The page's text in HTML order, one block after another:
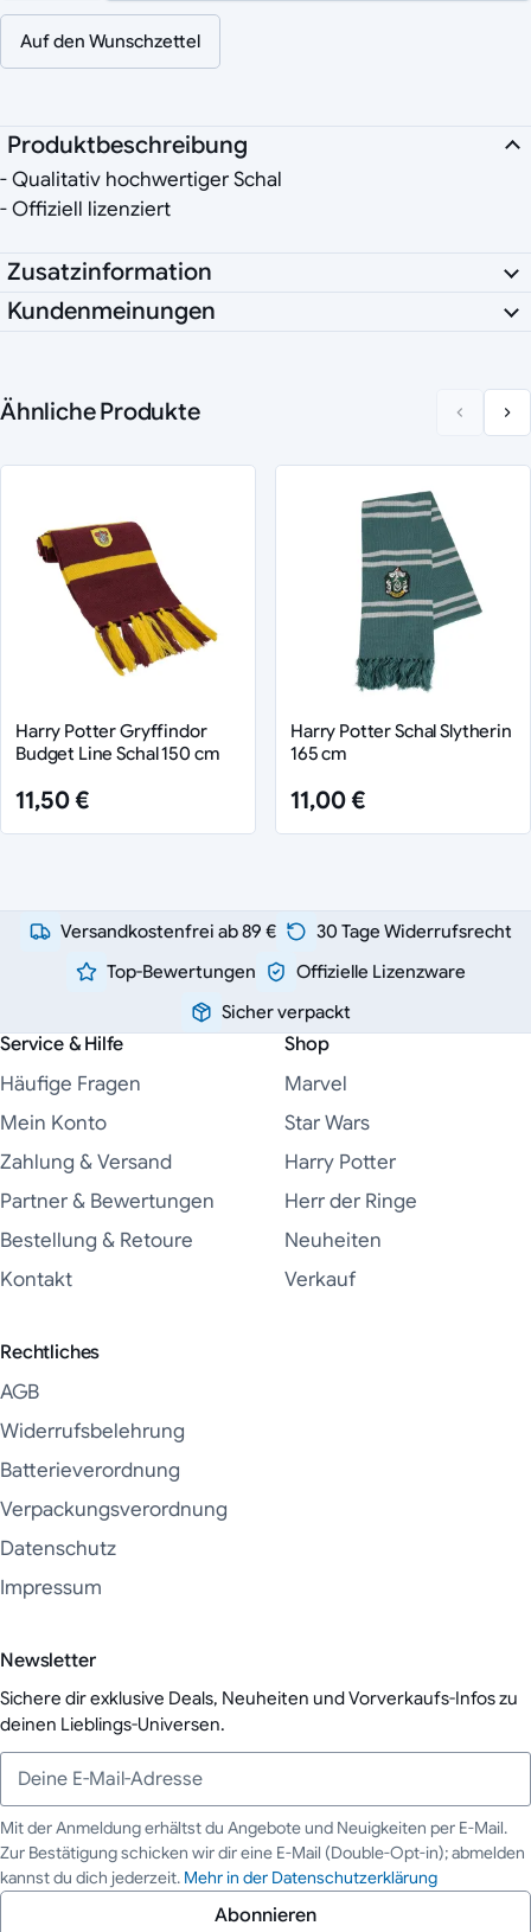
Auf den Wunschzettel
Produktbeschreibung
- Qualitativ hochwertiger Schal
- Offiziell lizenziert
Zusatzinformation
Kundenmeinungen
Ähnliche Produkte
Harry Potter Gryffindor
Budget Line Schal 150 cm
11,50 €
Harry Potter Schal Slytherin
165 cm
11,00 €
Versandkostenfrei ab 89 €
30 Tage Widerrufsrecht
Top-Bewertungen
Offizielle Lizenzware
Sicher verpackt
Service & Hilfe
Häufige Fragen
Mein Konto
Zahlung & Versand
Partner & Bewertungen
Bestellung & Retoure
Kontakt
Shop
Marvel
Star Wars
Harry Potter
Herr der Ringe
Neuheiten
Verkauf
Rechtliches
AGB
Widerrufsbelehrung
Batterieverordnung
Verpackungsverordnung
Datenschutz
Impressum
Newsletter
Sichere dir exklusive Deals, Neuheiten und Vorverkaufs-Infos zu
deinen Lieblings-Universen.
Deine E-Mail-Adresse
Mit der Anmeldung erhältst du Angebote und Neuigkeiten per E-Mail.
Zur Bestätigung schicken wir dir eine E-Mail (Double-Opt-in); abmelden
kannst du dich jederzeit. Mehr in der Datenschutzerklärung
Abonnieren